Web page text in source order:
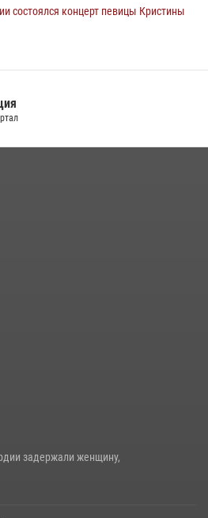
состоялся концерт певицы Кристины
подразделений связи
задержали женщину,